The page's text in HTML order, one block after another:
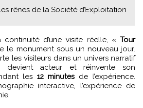
rênes de la Société d’Exploitation
continuité d’une visite réelle, « Tour
le monument sous un nouveau jour.
les visiteurs dans un univers narratif
devient acteur et réinvente son
les 12 minutesde l’expérience.
interactive, l’expérience de